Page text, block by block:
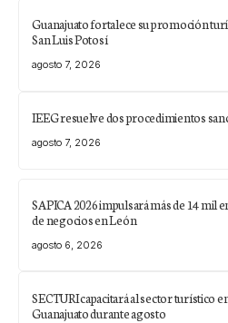
Guanajuato fortalece su promoción
San Luis Potosí
agosto 7, 2026
IEEG resuelve dos procedimientos
agosto 7, 2026
SAPICA 2026 impulsará más de 14 mil
de negocios en León
agosto 6, 2026
SECTURI capacitará al sector turístico
Guanajuato durante agosto